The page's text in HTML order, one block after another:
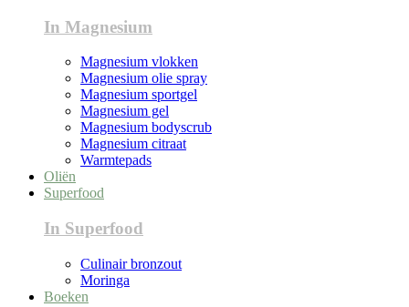
In Magnesium
Magnesium vlokken
Magnesium olie spray
Magnesium sportgel
Magnesium gel
Magnesium bodyscrub
Magnesium citraat
Warmtepads
Oliën
Superfood
In Superfood
Culinair bronzout
Moringa
Boeken